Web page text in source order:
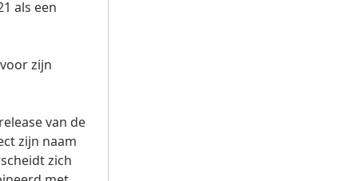
als een
zijn
van de
zijn naam
zich